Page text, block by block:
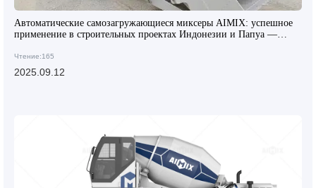
Автоматические самозагружающиеся миксеры AIMIX: успешное
применение в строительных проектах Индонезии и Папуа —
Чтение:165
2025.09.12